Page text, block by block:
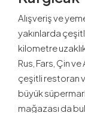
Alışveriş ve
yakınlarda
kilometre
Rus, Fars, Çin
çeşitli restoran
büyük
mağazası da